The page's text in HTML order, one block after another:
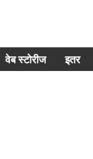
वेब स्टोरीज इतर